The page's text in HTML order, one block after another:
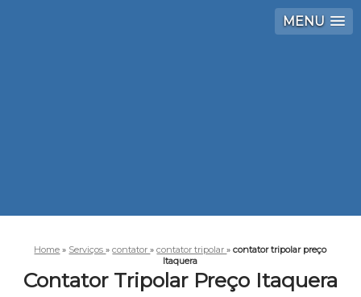
MENU
Home » Serviços»contator»contator tripolar»contator tripolar preço
Itaquera
Contator Tripolar Preço Itaquera